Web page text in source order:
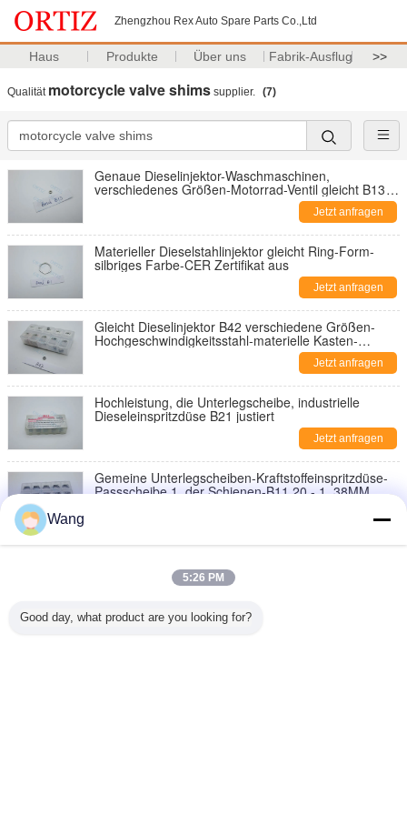
Zhengzhou Rex Auto Spare Parts Co.,Ltd
Haus Produkte Über uns Fabrik-Ausflug >>
Qualität motorcycle valve shims supplier. (7)
Genaue Dieselinjektor-Waschmaschinen,
verschiedenes Größen-Motorrad-Ventil gleicht B13
Jetzt anfragen
Materieller Dieselstahlinjektor gleicht Ring-Form-
silbriges Farbe-CER Zertifikat aus
Jetzt anfragen
Gleicht Dieselinjektor B42 verschiedene Größen-
Hochgeschwindigkeitsstahl-materielle Kasten-
Jetzt anfragen
Hochleistung, die Unterlegscheibe, industrielle
Dieseleinspritzdüse B21 justiert
Jetzt anfragen
Gemeine Unterlegscheiben-Kraftstoffeinspritzdüse-
Passscheibe 1. der Schienen-B11 20 - 1. 38MM
60MM Größen-allgemeine Schienen-Düse B26
Industrielle Injektor-Waschmaschine, hohe
Wang
5:26 PM
Good day, what product are you looking for?